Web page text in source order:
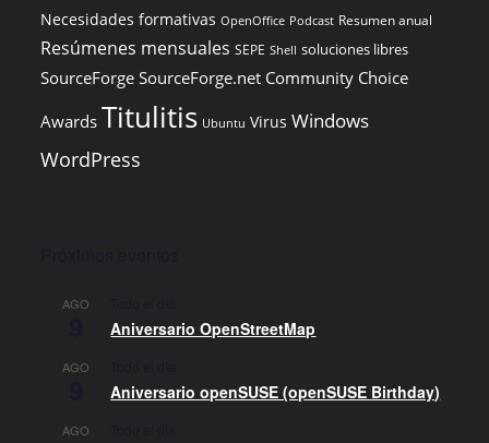
Necesidades formativas OpenOffice Podcast Resumen anual
Resúmenes mensuales SEPE Shell soluciones libres
SourceForge SourceForge.net Community Choice
Awards Titulitis Ubuntu Virus Windows
WordPress
AGO
Aniversario OpenStreetMap
AGO
Aniversario openSUSE (openSUSE Birthday)
AGO